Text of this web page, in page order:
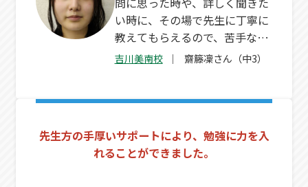
い時に、その場で先生に丁寧に
教えてもらえるので、苦手な所
も克服することができました。
吉川美南校 齋籐凜さん（中3）
先生方の手厚いサポートにより、勉強に力を入
れることができました。